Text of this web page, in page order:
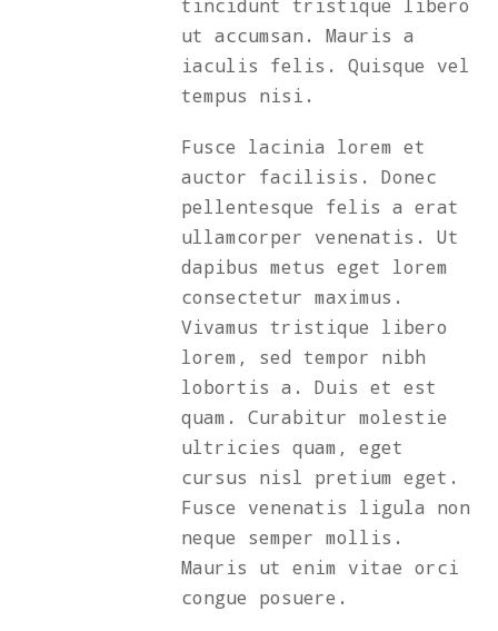
tincidunt tristique libero
ut accumsan. Mauris a
iaculis felis. Quisque vel
tempus nisi.
Fusce lacinia lorem et
auctor facilisis. Donec
pellentesque felis a erat
ullamcorper venenatis. Ut
dapibus metus eget lorem
consectetur maximus.
Vivamus tristique libero
lorem, sed tempor nibh
lobortis a. Duis et est
quam. Curabitur molestie
ultricies quam, eget
cursus nisl pretium eget.
Fusce venenatis ligula non
neque semper mollis.
Mauris ut enim vitae orci
congue posuere.